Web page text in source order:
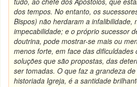
dos tempos. No entanto, os
Bispos) não herdaram a infalibilidade,
impecabilidade; e o próprio sucessor
doutrina, pode mostrar-se mais ou
menos forte, em face das dificuldades
soluções que são propostas, das
ser tomadas. O que faz a grandeza
historiada Igreja, é a santidade